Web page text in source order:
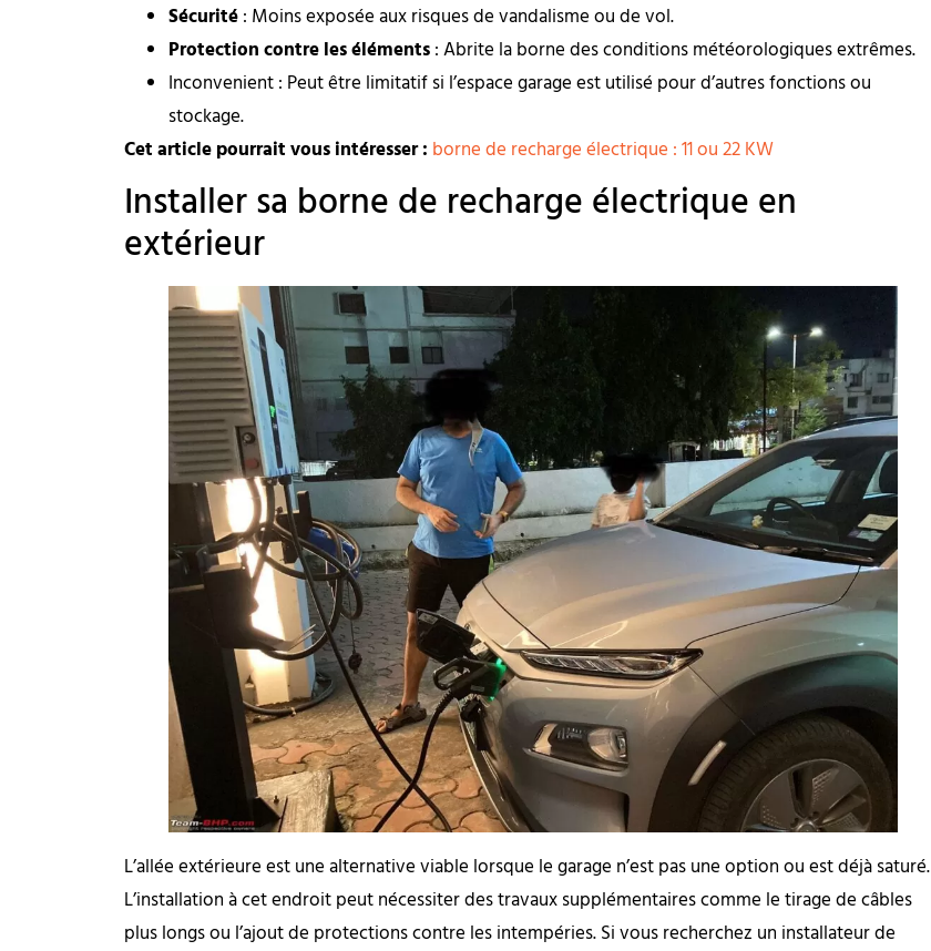
Sécurité: Moins exposée aux risques de vandalisme ou de vol.
Protection contre les éléments: Abrite la borne des conditions météorologiques extrêmes.
Inconvenient : Peut être limitatif si l’espace garage est utilisé pour d’autres fonctions ou
stockage.
Cet article pourrait vous intéresser : borne de recharge électrique : 11 ou 22 KW
Installer sa borne de recharge électrique en
extérieur
L’allée extérieure est une alternative viable lorsque le garage n’est pas une option ou est déjà saturé.
L’installation à cet endroit peut nécessiter des travaux supplémentaires comme le tirage de câbles
plus longs ou l’ajout de protections contre les intempéries. Si vous recherchez un installateur de